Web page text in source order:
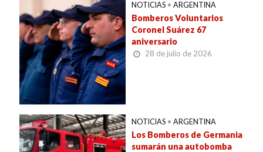
NOTICIAS • ARGENTINA
Bomberos Voluntarios
Coronel Suárez 67
aniversario
28 de julio de 2026
NOTICIAS • ARGENTINA
Los Bomberos de Germania
sumarán una autobomba